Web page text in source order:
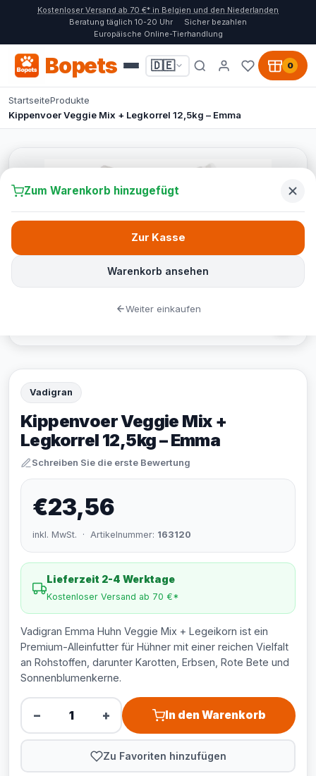
Kostenloser Versand ab 70 €* in Belgien und den Niederlanden
Beratung täglich 10-20 Uhr
Sicher bezahlen
Europäische Online-Tierhandlung
Bopets 🇩🇪 0
StartseiteProdukte
Kippenvoer Veggie Mix + Legkorrel 12,5kg – Emma
Vadigran
Kippenvoer Veggie Mix +
Legkorrel 12,5kg – Emma
Schreiben Sie die erste Bewertung
€23,56
inkl. MwSt. · Artikelnummer: 163120
Lieferzeit 2-4 Werktage
Kostenloser Versand ab 70 €*
Vadigran Emma Huhn Veggie Mix + Legeikorn ist ein
Premium-Alleinfutter für Hühner mit einer reichen Vielfalt
an Rohstoffen, darunter Karotten, Erbsen, Rote Bete und
Sonnenblumenkerne.
− + In den Warenkorb
Zu Favoriten hinzufügen
Zum Warenkorb hinzugefügt
Warenkorb ansehen
Zur Kasse
Weiter einkaufen